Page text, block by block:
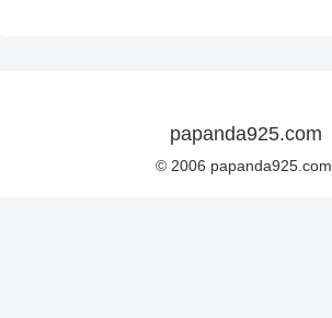
papanda925.com
© 2006 papanda925.com.